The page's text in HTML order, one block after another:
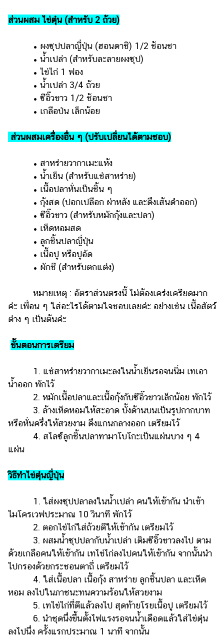
ส่วนผสม ไข่ตุ๋น (สำหรับ 2 ถ้วย)
• ผงซุปปลาญี่ปุ่น (ฮอนดาชิ) 1/2 ช้อนชา
• น้ำเปล่า (สำหรับละลายผงซุป)
• ไข่ไก่ 1 ฟอง
• น้ำเปล่า 3/4 ถ้วย
• ซีอิ๊วขาว 1/2 ช้อนชา
• เกลือป่น เล็กน้อย
ส่วนผสมเครื่องอื่น ๆ (ปรับเปลี่ยนได้ตามชอบ)
• สาหร่ายวากาเมะแห้ง
• น้ำเย็น (สำหรับแช่สาหร่าย)
• เนื้อปลาหั่นเป็นชิ้น ๆ
• กุ้งสด (ปอกเปลือก ผ่าหลัง และดึงเส้นดำออก)
• ซีอิ๊วขาว (สำหรับหมักกุ้งและปลา)
• เห็ดหอมสด
• ลูกชิ้นปลาญี่ปุ่น
• เนื้อปู หรือปูอัด
• ผักชี (สำหรับตกแต่ง)
หมายเหตุ : อัตราส่วนตรงนี้ ไม่ต้องเคร่งเครียดมาก
ค่ะ เพื่อน ๆ ใส่อะไรได้ตามใจชอบเลยค่ะ อย่างเช่น เนื้อสัตว์
ต่าง ๆ เป็นต้นค่ะ
ขั้นตอนการเตรียม
1. แช่สาหร่ายวากาเมะลงในน้ำเย็นรอจนนิ่ม เทเอา
น้ำออก พักไว้
2. หมักเนื้อปลาและเนื้อกุ้งกับซีอิ๊วขาวเล็กน้อย พักไว้
3. ล้างเห็ดหอมให้สะอาด บั้งด้านบนเป็นรูปกากบาท
หรือหั่นครึ่งให้สวยงาม ดึงแกนกลางออก เตรียมไว้
4. สไลซ์ลูกชิ้นปลาทามาโบโกะเป็นแผ่นบาง ๆ 4
แผ่น
วิธีทำไข่ตุ๋นญี่ปุ่น
1. ใส่ผงซุปปลาลงในน้ำเปล่า คนให้เข้ากัน นำเข้า
ไมโครเวฟประมาณ 10 วินาที พักไว้
2. ตอกไข่ไก่ใส่ถ้วยตีให้เข้ากัน เตรียมไว้
3. ผสมน้ำซุปปลากับน้ำเปล่า เติมซีอิ๊วขาวลงไป ตาม
ด้วยเกลือคนให้เข้ากัน เทไข่ไก่ลงไปคนให้เข้ากัน จากนั้นนำ
ไปกรองด้วยกระชอนตาถี่ เตรียมไว้
4. ใส่เนื้อปลา เนื้อกุ้ง สาหร่าย ลูกชิ้นปลา และเห็ด
หอม ลงไปในภาชนะทนความร้อนให้สวยงาม
5. เทไข่ไก่ที่ตีแล้วลงไป สุดท้ายโรยเนื้อปู เตรียมไว้
6. นำชุดนึ่งขึ้นตั้งไฟแรงรอจนน้ำเดือดแล้วใส่ไข่ตุ๋น
ลงไปนึ่ง ครั้งแรกประมาณ 1 นาที จากนั้น